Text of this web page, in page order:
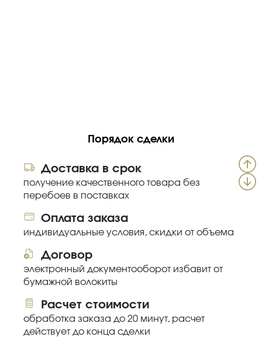
Порядок сделки
Доставка в срок
получение качественного товара без
перебоев в поставках
Оплата заказа
индивидуальные условия, скидки от объема
Договор
электронный документооборот избавит от
бумажной волокиты
Расчет стоимости
обработка заказа до 20 минут, расчет
действует до конца сделки